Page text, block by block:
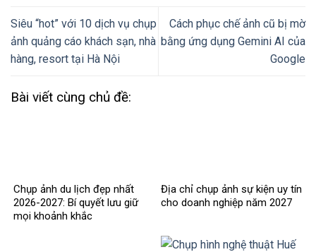
Siêu “hot” với 10 dịch vụ chụp
ảnh quảng cáo khách sạn, nhà
hàng, resort tại Hà Nội
Cách phục chế ảnh cũ bị mờ
bằng ứng dụng Gemini AI của
Google
Bài viết cùng chủ đề:
Chụp ảnh du lịch đẹp nhất
2026-2027: Bí quyết lưu giữ
mọi khoảnh khắc
Địa chỉ chụp ảnh sự kiện uy tín
cho doanh nghiệp năm 2027